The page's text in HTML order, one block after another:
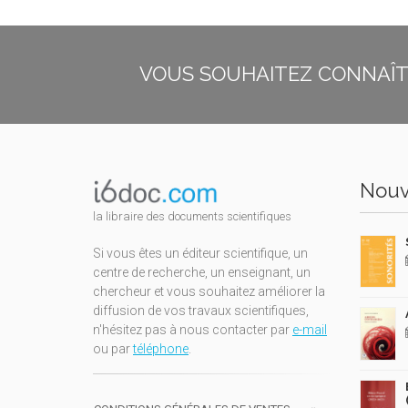
VOUS SOUHAITEZ
la libraire des documents scientifiques
Si vous êtes un éditeur scientifique, un
centre de recherche, un enseignant, un
chercheur et vous souhaitez améliorer la
diffusion de vos travaux scientifiques,
n'hésitez pas à nous contacter par e-mail
ou partéléphone.